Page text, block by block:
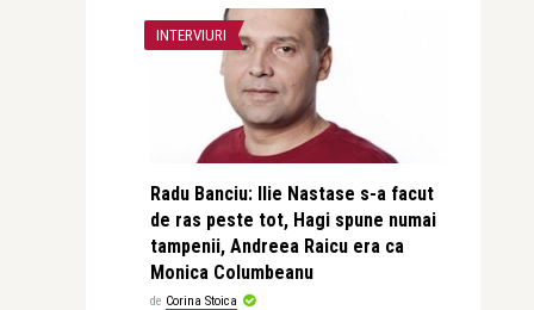
INTERVIURI
Radu Banciu: Ilie Nastase s-a facut
de ras peste tot, Hagi spune numai
tampenii, Andreea Raicu era ca
Monica Columbeanu
de Corina Stoica